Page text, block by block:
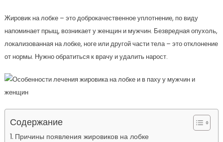
Жировик на лобке – это доброкачественное уплотнение, по виду
напоминает прыщ, возникает у женщин и мужчин. Безвредная опухоль,
локализованная на лобке, ноге или другой части тела – это отклонение
от нормы. Нужно обратиться к врачу и удалить нарост.
Содержание
Причины появления жировиков на лобке